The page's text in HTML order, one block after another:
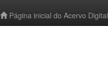
Página inicial do Acervo Digital